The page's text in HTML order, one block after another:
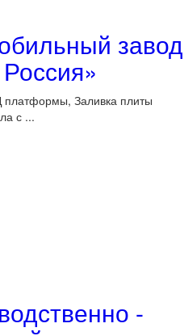
завод
Заливка плиты
с ...
-